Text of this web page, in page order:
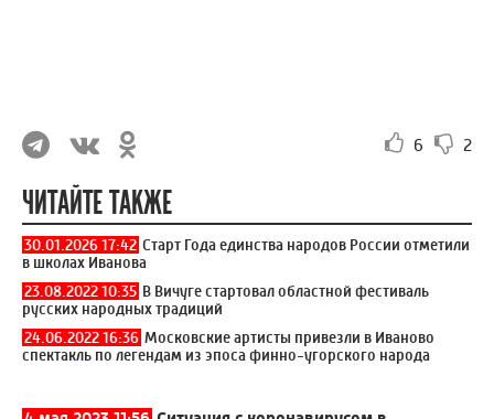
6 2
ЧИТАЙТЕ ТАКЖЕ
30.01.2026 17:42 Старт Года единства народов России отметили
в школах Иванова
23.08.2022 10:35 В Вичуге стартовал областной фестиваль
русских народных традиций
24.06.2022 16:36 Московские артисты привезли в Иваново
спектакль по легендам из эпоса финно-угорского народа